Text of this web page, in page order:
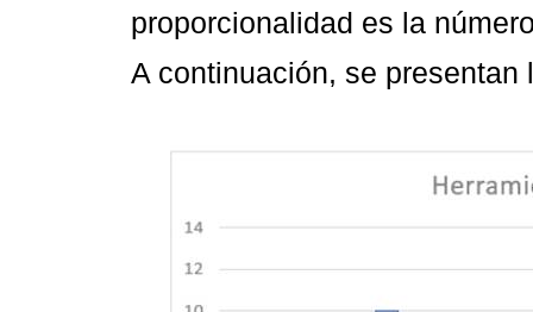
proporcionalidad es la
A continuación, se